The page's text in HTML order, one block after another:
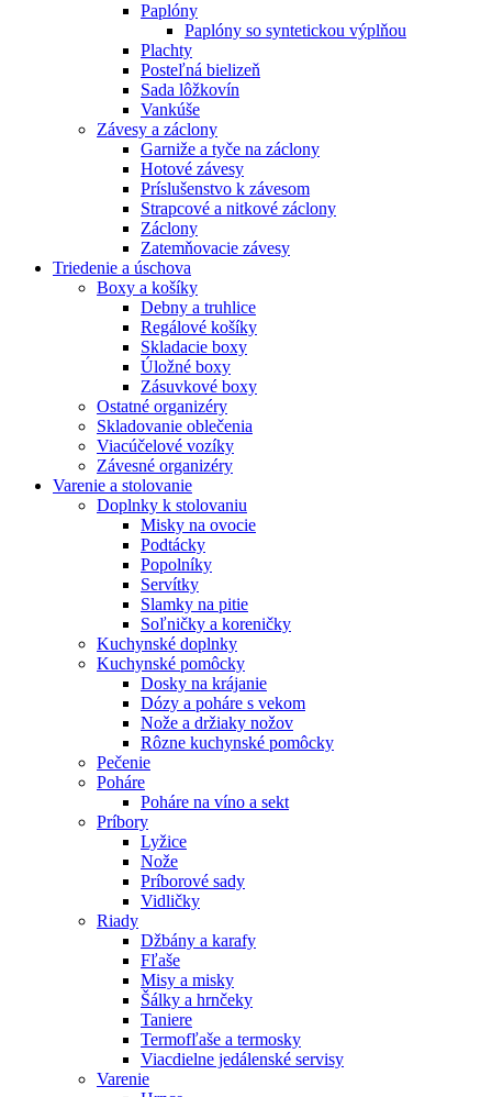
Paplóny
Paplóny so syntetickou výplňou
Plachty
Posteľná bielizeň
Sada lôžkovín
Vankúše
Závesy a záclony
Garniže a tyče na záclony
Hotové závesy
Príslušenstvo k závesom
Strapcové a nitkové záclony
Záclony
Zatemňovacie závesy
Triedenie a úschova
Boxy a košíky
Debny a truhlice
Regálové košíky
Skladacie boxy
Úložné boxy
Zásuvkové boxy
Ostatné organizéry
Skladovanie oblečenia
Viacúčelové vozíky
Závesné organizéry
Varenie a stolovanie
Doplnky k stolovaniu
Misky na ovocie
Podtácky
Popolníky
Servítky
Slamky na pitie
Soľničky a koreničky
Kuchynské doplnky
Kuchynské pomôcky
Dosky na krájanie
Dózy a poháre s vekom
Nože a držiaky nožov
Rôzne kuchynské pomôcky
Pečenie
Poháre
Poháre na víno a sekt
Príbory
Lyžice
Nože
Príborové sady
Vidličky
Riady
Džbány a karafy
Fľaše
Misy a misky
Šálky a hrnčeky
Taniere
Termofľaše a termosky
Viacdielne jedálenské servisy
Varenie